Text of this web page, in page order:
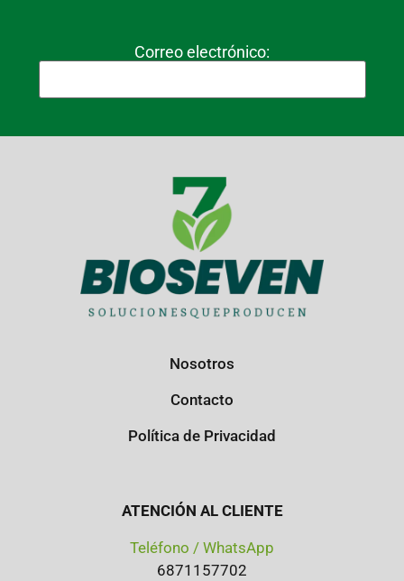
Correo electrónico:
Nosotros
Contacto
Política de Privacidad
ATENCIÓN AL CLIENTE
Teléfono / WhatsApp
6871157702